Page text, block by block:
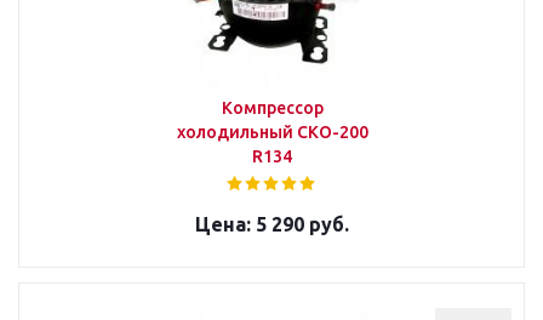
Компрессор
холодильный СКО-200
R134
5 290 руб.